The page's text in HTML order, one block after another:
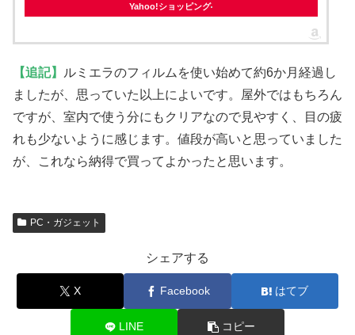
Yahoo!ショッピング
【追記】
ルミエラのフィルムを使い始めて約6か月経過し
ましたが、思っていた以上によいです。屋外ではもちろん
ですが、室内で使う分にもクリアなので見やすく、目の疲
れも少ないように感じます。値段が高いと思っていました
が、これなら納得で買ってよかったと思います。
PC・ガジェット
シェアする
X Facebook はてブ
LINE コピー